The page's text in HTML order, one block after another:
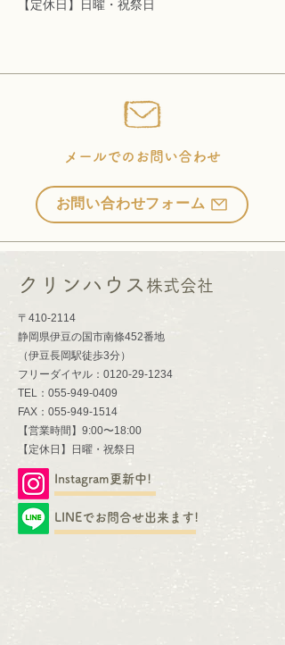
​【定休日】日曜・祝祭日
メールでのお問い合わせ
お問い合わせフォーム
クリンハウス 株式会社
〒410-2114
静岡県伊豆の国市南條452番地
​（伊豆長岡駅徒歩3分）​
​フリーダイヤル：0120-29-1234
TEL：055-949-0409
FAX：055-949-1514
【営業時間】9:00〜18:00
​【定休日】日曜・祝祭日
Instagram更新中!
LINEでお問合せ出来ます!